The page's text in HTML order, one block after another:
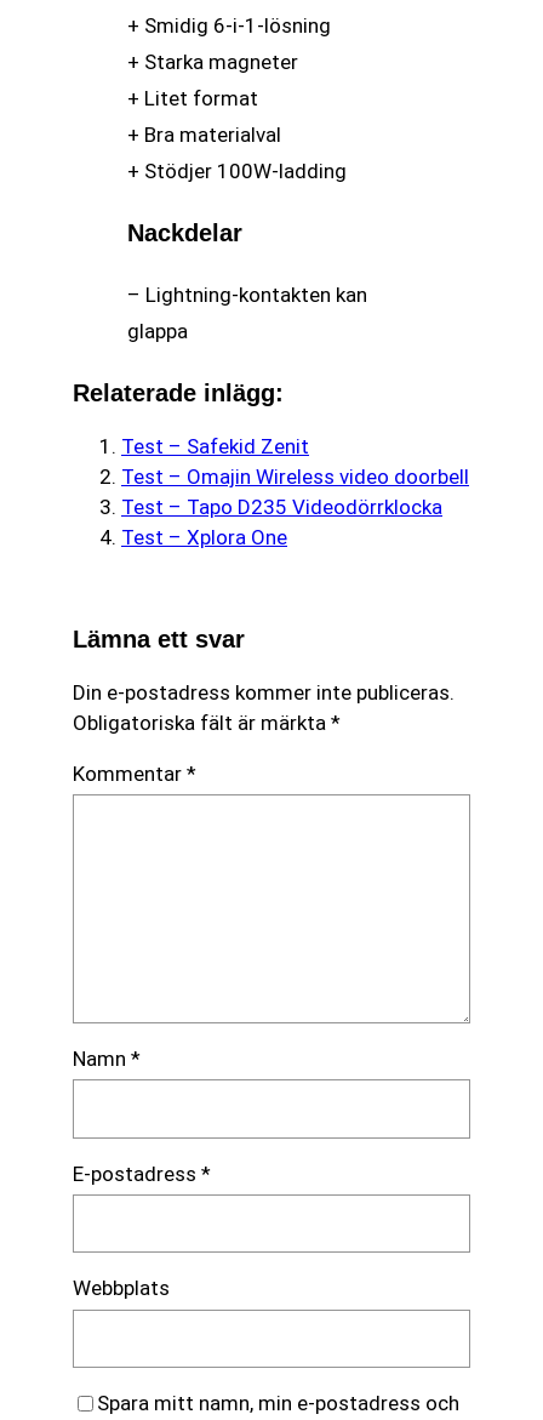
+ Smidig 6-i-1-lösning
+ Starka magneter
+ Litet format
+ Bra materialval
+ Stödjer 100W-ladding
Nackdelar
– Lightning-kontakten kan
glappa
Relaterade inlägg:
Test – Safekid Zenit
Test – Omajin Wireless video doorbell
Test – Tapo D235 Videodörrklocka
Test – Xplora One
Lämna ett svar
Din e-postadress kommer inte publiceras.
Obligatoriska fält är märkta *
Kommentar *
Namn *
E-postadress *
Webbplats
Spara mitt namn, min e-postadress och